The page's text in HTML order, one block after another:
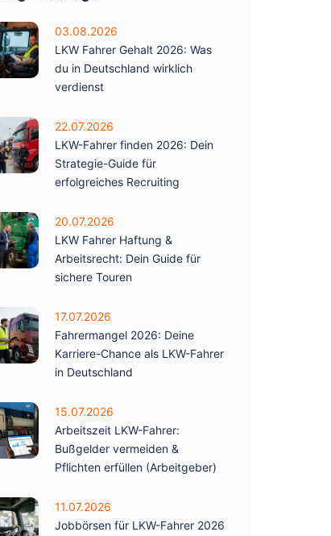
03.08.2026
LKW Fahrer Gehalt 2026: Was
du in Deutschland wirklich
verdienst
22.07.2026
LKW-Fahrer finden 2026: Dein
Strategie-Guide für
erfolgreiches Recruiting
20.07.2026
LKW Fahrer Haftung &
Arbeitsrecht: Dein Guide für
sichere Touren
17.07.2026
Fahrermangel 2026: Deine
Karriere-Chance als LKW-Fahrer
in Deutschland
15.07.2026
Arbeitszeit LKW-Fahrer:
Bußgelder vermeiden &
Pflichten erfüllen (Arbeitgeber)
11.07.2026
Jobbörsen für LKW-Fahrer 2026